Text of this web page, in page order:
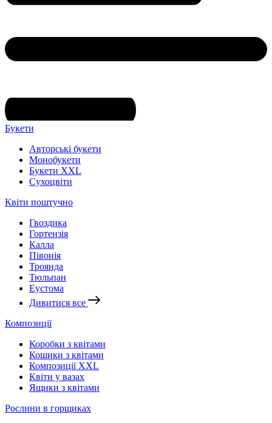
Букети
Авторські букети
Монобукети
Букети XXL
Cухоцвіти
Квіти поштучно
Гвоздика
Гортензія
Калла
Півонія
Троянда
Тюльпан
Еустома
Дивитися все
Композиції
Коробки з квітами
Кошики з квітами
Композиції XXL
Квіти у вазах
Ящики з квітами
Рослини в горщиках